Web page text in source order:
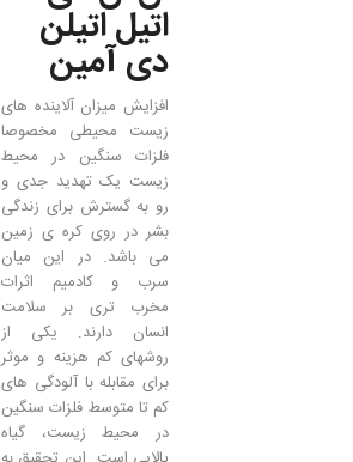
اتیل اتیلن
دی آمین
افزایش میزان آلاینده های
زیست محیطی مخصوصا
فلزات سنگین در محیط
زیست یک تهدید جدی و
رو به گسترش برای زندگی
بشر در روی کره ی زمین
می باشد. در این میان
سرب و کادمیم اثرات
مخرب تری بر سلامت
انسان دارند. یکی از
روشهای کم هزینه و موثر
برای مقابله با آلودگی های
کم تا متوسط فلزات سنگین
در محیط زیست، گیاه